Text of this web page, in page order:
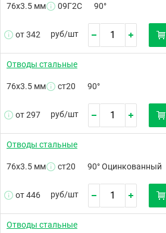
76х3.5 мм 09Г2С 90°
от 342 руб/шт
Отводы стальные
76х3.5 мм ст20 90°
от 297 руб/шт
Отводы стальные
76х3.5 мм ст20 90° Оцинкованный
от 446 руб/шт
Отводы стальные